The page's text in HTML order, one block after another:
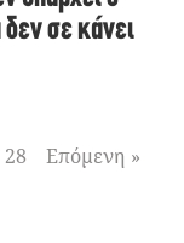
σε κάνει
28 Επόμενη »